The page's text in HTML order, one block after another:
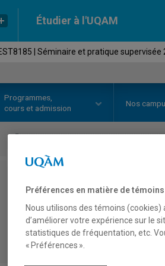
Étudier à l'UQAM
| Séminaire et pratique
Programmes,
cours et admission
Nos
Préférences en matière de témoins
Nous utilisons des témoins
d’améliorer votre expérience sur le
statistiques de fréquentation, etc.
« Préférences ».